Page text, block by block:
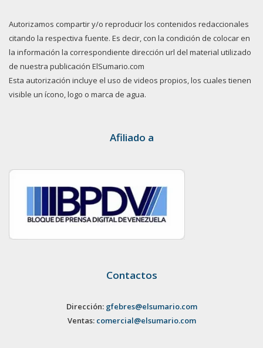
Autorizamos compartir y/o reproducir los contenidos redaccionales
citando la respectiva fuente. Es decir, con la condición de colocar en
la información la correspondiente dirección url del material utilizado
de nuestra publicación ElSumario.com
Esta autorización incluye el uso de videos propios, los cuales tienen
visible un ícono, logo o marca de agua.
Afiliado a
Contactos
Dirección: gfebres@elsumario.com
Ventas: comercial@elsumario.com